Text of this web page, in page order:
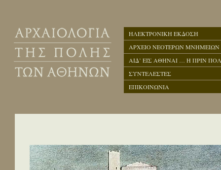
ΗΛΕΚΤΡΟΝΙΚΗ ΕΚΔΟΣΗ
ΑΡΧΕΙΟ ΝΕΟΤΕΡΩΝ ΜΝΗΜΕΙΩΝ
ΑΙΔ’ ΕΙΣ ΑΘΗΝΑΙ … Η ΠΡΙΝ
ΣΥΝΤΕΛΕΣΤΕΣ
ΕΠΙΚΟΙΝΩΝΙΑ